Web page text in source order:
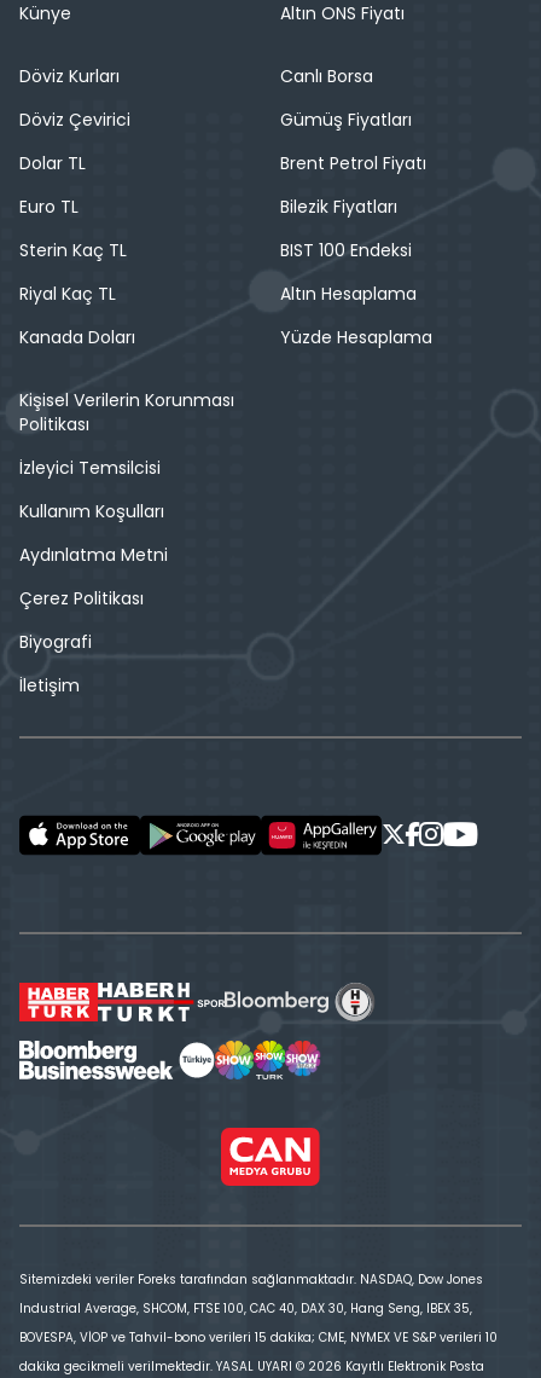
Künye
Altın ONS Fiyatı
Döviz Kurları
Döviz Çevirici
Dolar TL
Euro TL
Sterin Kaç TL
Riyal Kaç TL
Kanada Doları
Canlı Borsa
Gümüş Fiyatları
Brent Petrol Fiyatı
Bilezik Fiyatları
BIST 100 Endeksi
Altın Hesaplama
Yüzde Hesaplama
Kişisel Verilerin Korunması
Politikası
İzleyici Temsilcisi
Kullanım Koşulları
Aydınlatma Metni
Çerez Politikası
Biyografi
İletişim
Sitemizdeki veriler Foreks tarafından sağlanmaktadır. NASDAQ, Dow Jones
Industrial Average, SHCOM, FTSE 100, CAC 40, DAX 30, Hang Seng, IBEX 35,
BOVESPA, VİOP ve Tahvil-bono verileri 15 dakika; CME, NYMEX VE S&P verileri 10
dakika gecikmeli verilmektedir. YASAL UYARI © 2026 Kayıtlı Elektronik Posta